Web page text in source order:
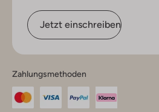
Jetzt einschreiben
Zahlungsmethoden